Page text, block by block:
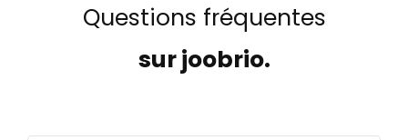
Questions fréquentes
sur joobrio.